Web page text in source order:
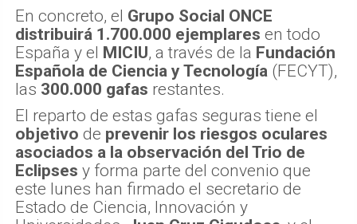
En concreto, el Grupo Social ONCE
distribuirá 1.700.000 ejemplares en todo
España y el MICIU, a través de la Fundación
Española de Ciencia y Tecnología (FECYT),
las 300.000 gafas restantes.
El reparto de estas gafas seguras tiene el
objetivo de prevenir los riesgos oculares
asociados a la observación del Trio de
Eclipses y forma parte del convenio que
este lunes han firmado el secretario de
Estado de Ciencia, Innovación y